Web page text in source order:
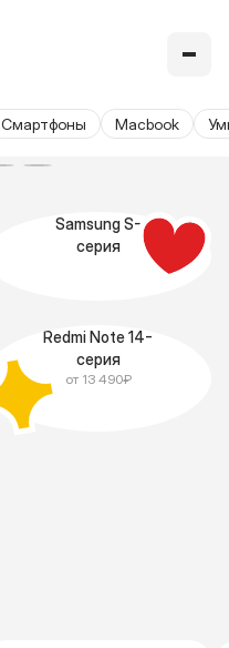
Cмартфоны Macbook
Samsung S-
серия
Redmi Note 14-
серия
от 13 490₽